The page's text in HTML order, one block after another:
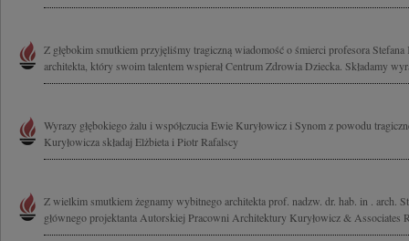
Z głębokim smutkiem przyjęliśmy tragiczną wiadomość o śmierci profesora
architekta, który swoim talentem wspierał Centrum Zdrowia Dziecka. Składamy
Wyrazy głębokiego żalu i współczucia Ewie Kuryłowicz i Synom z powodu
Kuryłowicza składaj Elżbieta i Piotr Rafalscy
Z wielkim smutkiem żegnamy wybitnego architekta prof. nadzw. dr. hab. in . arch.
głównego projektanta Autorskiej Pracowni Architektury Kuryłowicz & Associates